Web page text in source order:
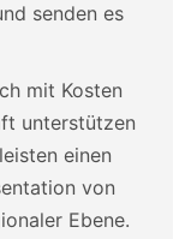
senden es
mit Kosten
unterstützen
einen
von
Ebene.